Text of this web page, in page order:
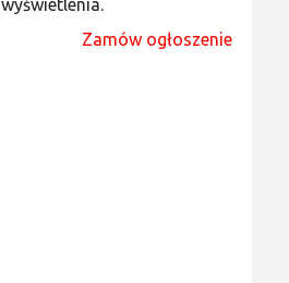
Zamów ogłoszenie